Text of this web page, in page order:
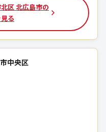
区 北広島市の
る
中央区